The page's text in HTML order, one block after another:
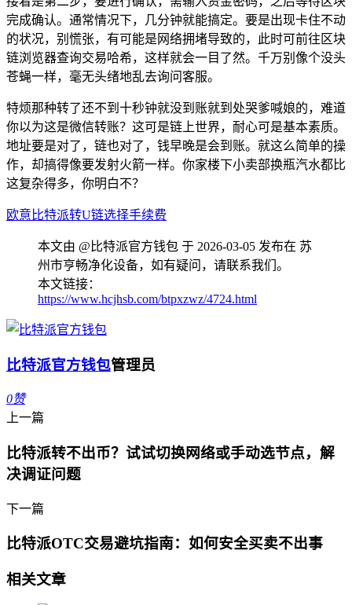
完成确认。通常情况下，几分钟就能搞定。要是出现卡住不动
的状况，别慌张，有可能是网络拥堵导致的，此时可前往区块
链浏览器查询交易哈希，这样就会一目了然。千万别像个没头
苍蝇一样，毫无头绪地乱去询问客服。
特烦那种转了还不到十秒钟就没到账就到处哭爹喊娘的，难道
你以为这是微信转账？这可是链上世界，耐心可是基本素质。
地址要是对了，链也对了，钱早晚是会到账。就这么简单的操
作，却搞得像要发射火箭一样。你家楼下小卖部换瓶汽水都比
这复杂得多，你明白不？
欧意 比特派转U链选择手续费
本文由 @比特派官方钱包 于 2026-03-05 发布在 苏
州市亨畅净化设备，如有疑问，请联系我们。
本文链接：
https://www.hcjhsb.com/btpxzwz/4724.html
比特派官方钱包管理员
0赞
上一篇
比特派转不出币？试试切换网络或手动选节点，解
决调证问题
下一篇
比特派OTC交易避坑指南：如何安全买卖不出事
相关文章